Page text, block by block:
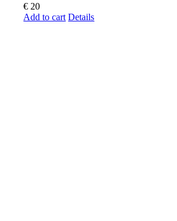
€ 20
Add to cart Details